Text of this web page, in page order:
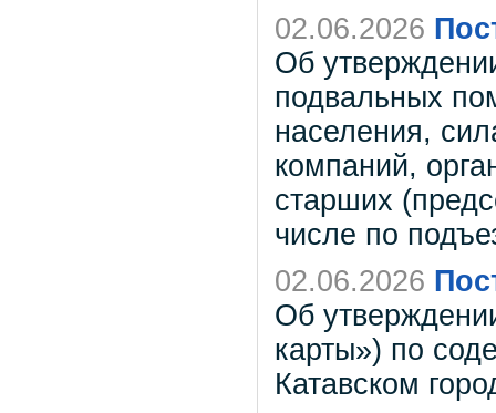
02.06.2026
Об
подвальных
населения,
компаний,
старших
числе по
02.06.2026
Об
карты») по
Катавском